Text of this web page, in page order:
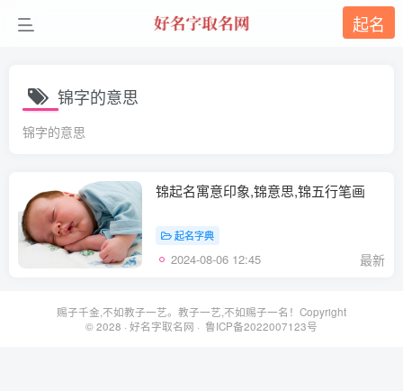
起名
锦字的意思
锦字的意思
锦起名寓意印象,锦意思,锦五行笔画
起名字典
2024-08-06 12:45 最新
赐子千金,不如教子一艺。教子一艺,不如赐子一名！Copyright
© 2028 · 好名字取名网 · 鲁ICP备2022007123号